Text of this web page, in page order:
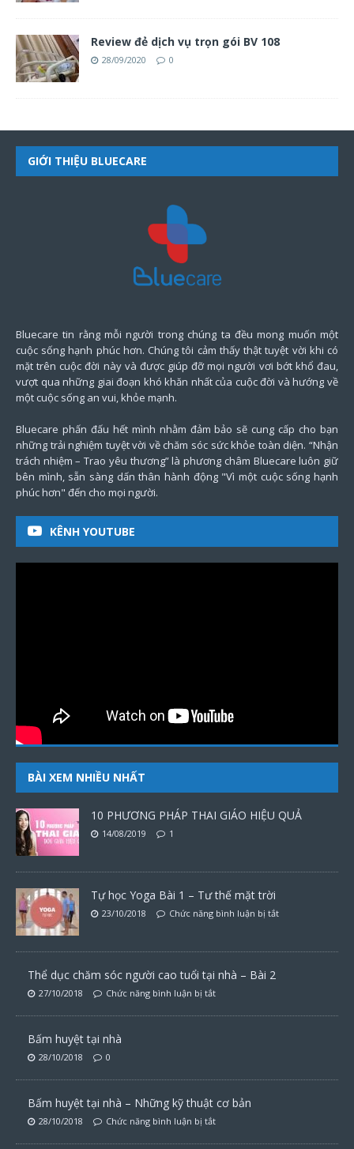
Review đẻ dịch vụ trọn gói BV 108
28/09/2020 0
GIỚI THIỆU BLUECARE
Bluecare tin rằng mỗi người trong chúng ta đều mong muốn một
cuộc sống hạnh phúc hơn. Chúng tôi cảm thấy thật tuyệt vời khi có
mặt trên cuộc đời này và được giúp đỡ mọi người vơi bớt khổ đau,
vượt qua những giai đoạn khó khăn nhất của cuộc đời và hướng về
một cuộc sống an vui, khỏe mạnh.
Bluecare phấn đấu hết mình nhằm đảm bảo sẽ cung cấp cho bạn
những trải nghiệm tuyệt vời về chăm sóc sức khỏe toàn diện. “Nhận
trách nhiệm – Trao yêu thương” là phương châm Bluecare luôn giữ
bên mình, sẵn sàng dấn thân hành động "Vì một cuộc sống hạnh
phúc hơn" đến cho mọi người.
KÊNH YOUTUBE
BÀI XEM NHIỀU NHẤT
10 PHƯƠNG PHÁP THAI GIÁO HIỆU QUẢ
14/08/2019 1
Tự học Yoga Bài 1 – Tư thế mặt trời
23/10/2018 Chức năng bình luận bị tắt
Thể dục chăm sóc người cao tuổi tại nhà – Bài 2
27/10/2018 Chức năng bình luận bị tắt
Bấm huyệt tại nhà
28/10/2018 0
Bấm huyệt tại nhà – Những kỹ thuật cơ bản
28/10/2018 Chức năng bình luận bị tắt